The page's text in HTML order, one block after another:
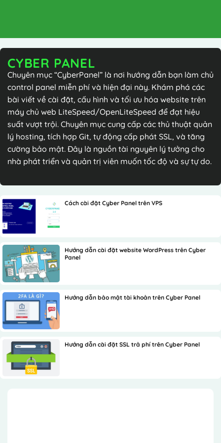
Chuyên mục “CyberPanel” là nơi hướng dẫn bạn làm chủ
control panel miễn phí và hiện đại này. Khám phá các
bài viết về cài đặt, cấu hình và tối ưu hóa website trên
máy chủ web LiteSpeed/OpenLiteSpeed để đạt hiệu
suất vượt trội. Chuyên mục cung cấp các thủ thuật quản
lý hosting, tích hợp Git, tự động cấp phát SSL, và tăng
cường bảo mật. Đây là nguồn tài nguyên lý tưởng cho
nhà phát triển và quản trị viên muốn tốc độ và sự tự do.
Cách cài đặt Cyber Panel trên VPS
Hướng dẫn cài đặt website WordPress trên Cyber
Panel
Hướng dẫn bảo mật tài khoản trên Cyber Panel
Hướng dẫn cài đặt SSL trả phí trên Cyber Panel